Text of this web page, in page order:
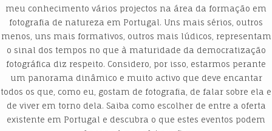
meu conhecimento vários projectos na área da formação em
fotografia de natureza em Portugal. Uns mais sérios, outros
menos, uns mais formativos, outros mais lúdicos, representam
o sinal dos tempos no que à maturidade da democratização
fotográfica diz respeito. Considero, por isso, estarmos perante
um panorama dinâmico e muito activo que deve encantar
todos os que, como eu, gostam de fotografia, de falar sobre ela e
de viver em torno dela. Saiba como escolher de entre a oferta
existente em Portugal e descubra o que estes eventos podem